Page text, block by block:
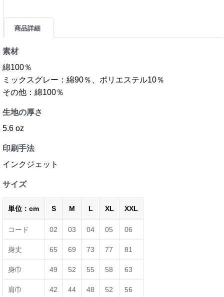
商品詳細
素材
綿100％
ミックスグレー：綿90％、ポリエステル10％
その他：綿100％
生地の厚さ
5.6 oz
印刷手法
インクジェット
サイズ
単位：cm S M L XL XXL
コード 02 03 04 05 06
身丈 65 69 73 77 81
身巾 49 52 55 58 63
肩巾 42 44 48 52 56